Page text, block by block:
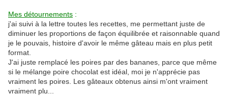
Mes détournements :
j'ai suivi à la lettre toutes les recettes, me permettant juste de
diminuer les proportions de façon équilibrée et raisonnable quand
je le pouvais, histoire d'avoir le même gâteau mais en plus petit
format.
J'ai juste remplacé les poires par des bananes, parce que même
si le mélange poire chocolat est idéal, moi je n'apprécie pas
vraiment les poires. Les gâteaux obtenus ainsi m'ont vraiment
vraiment plu...